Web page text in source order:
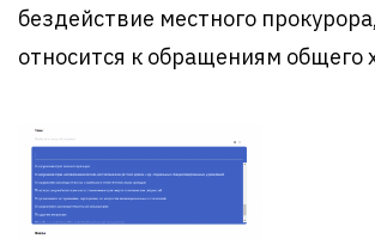
бездействие местного
относится к обращениям общего